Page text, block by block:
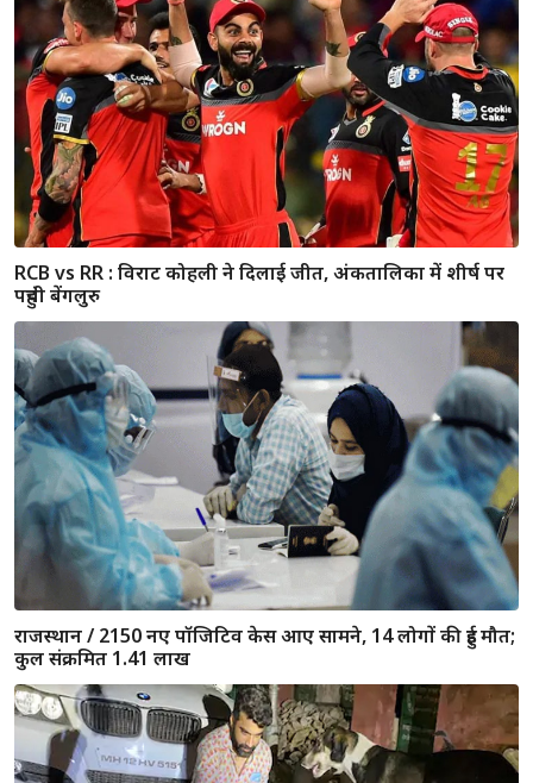
जयपुर : घटना ने नम कर दी सभी की आंखें, आग की लपटों में कूदा बेटे
को बचाने एक पिता, दोनों की मौत, शव निकालते समय सीने से
चिपका था बेटा
बारां में फिर घटी दुष्कर्म की घटना, घर में घुसकर 15 साल की नाबालिग
से ज्यादती, आरोपी गिरफ्तार
IPL 2020 : कोहली ने दिया राहुल तेवतिया को एक खास तोहफा